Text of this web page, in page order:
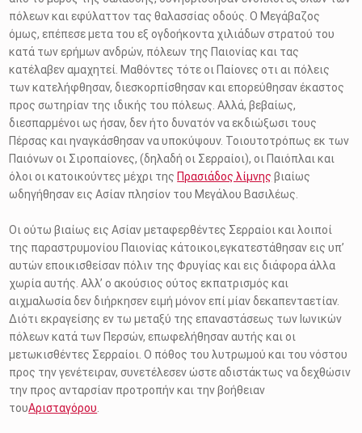
πόλεων και εφύλαττον τας θαλασσίας οδούς. O Μεγάβαζος
όμως, επέπεσε μετα του εξ ογδοήκοντα χιλιάδων στρατού του
κατά των ερήμων ανδρών, πόλεων της Παιονίας και τας
κατέλαβεν αμαχητεί. Μαθόντες τότε οι Παίονες οτι αι πόλεις
των κατελήφθησαν, διεσκορπίσθησαν και επορεύθησαν έκαστος
προς σωτηρίαν της ιδικής του πόλεως. Αλλά, βεβαίως,
διεσπαρμένοι ως ήσαν, δεν ήτο δυνατόν να εκδιώξωσι τους
Πέρσας και ηναγκάσθησαν να υποκύψουν. Τοιουτοτρόπως εκ των
Παιόνων οι Σιροπαίονες, (δηλαδή οι Σερραίοι), οι Παιόπλαι και
όλοι οι κατοικούντες μέχρι της Πρασιάδος λίμνης βιαίως
ωδηγήθησαν εις Ασίαν πλησίον του Μεγάλου Βασιλέως.
Οι ούτω βιαίως εις Ασίαν μεταφερθέντες Σερραίοι και λοιποί
της παραστρυμονίου Παιονίας κάτοικοι,εγκατεστάθησαν εις υπ’
αυτών εποικισθείσαν πόλιν της Φρυγίας και εις διάφορα άλλα
χωρία αυτής. Αλλ’ ο ακούσιος ούτος εκπατρισμός και
αιχμαλωσία δεν διήρκησεν ειμή μόνον επί μίαν δεκαπενταετίαν.
Διότι εκραγείσης εν τω μεταξύ της επαναστάσεως των Ιωνικών
πόλεων κατά των Περσών, επωφελήθησαν αυτής και οι
μετωκισθέντες Σερραίοι. Ο πόθος του λυτρωμού και του νόστου
προς την γενέτειραν, συνετέλεσεν ώστε αδιστάκτως να δεχθώσιν
την προς ανταρσίαν προτροπήν και την βοήθειαν
τουΑρισταγόρου.